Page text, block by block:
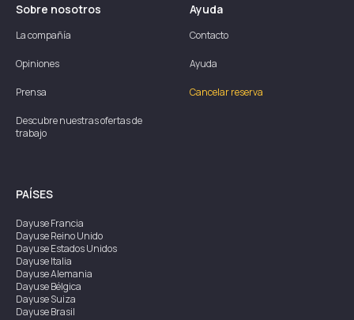
Sobre nosotros
La compañía
Opiniones
Prensa
Descubre nuestras ofertas de
trabajo
Ayuda
Contacto
Ayuda
Cancelar reserva
PAÍSES
DayuseFrancia
DayuseReino Unido
DayuseEstados Unidos
DayuseItalia
DayuseAlemania
DayuseBélgica
DayuseSuiza
DayuseBrasil